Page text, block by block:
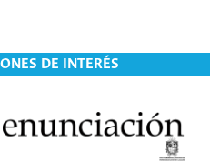
DE INTERÉS